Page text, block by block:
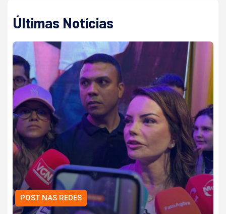
Últimas Notícias
POST NAS REDES